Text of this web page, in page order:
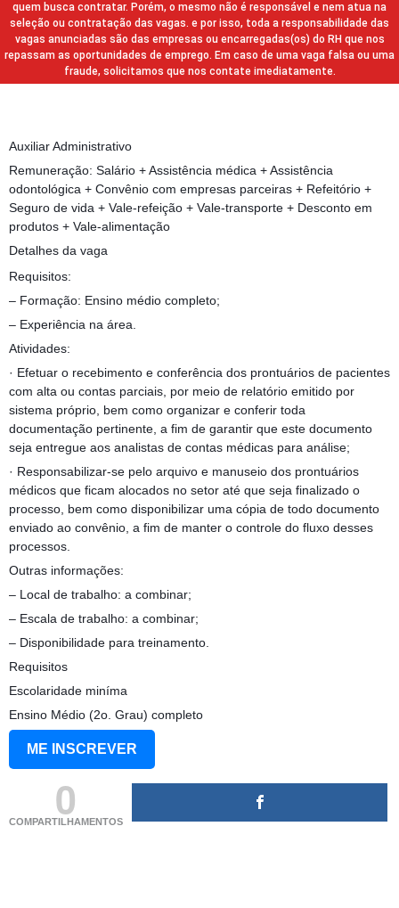
quem busca contratar. Porém, o mesmo não é responsável e nem atua na
seleção ou contratação das vagas. e por isso, toda a responsabilidade das
vagas anunciadas são das empresas ou encarregadas(os) do RH que nos
repassam as oportunidades de emprego. Em caso de uma vaga falsa ou uma
fraude, solicitamos que nos contate imediatamente.
Auxiliar Administrativo
Remuneração: Salário + Assistência médica + Assistência
odontológica + Convênio com empresas parceiras + Refeitório +
Seguro de vida + Vale-refeição + Vale-transporte + Desconto em
produtos + Vale-alimentação
Detalhes da vaga
Requisitos:
– Formação: Ensino médio completo;
– Experiência na área.
Atividades:
· Efetuar o recebimento e conferência dos prontuários de pacientes
com alta ou contas parciais, por meio de relatório emitido por
sistema próprio, bem como organizar e conferir toda
documentação pertinente, a fim de garantir que este documento
seja entregue aos analistas de contas médicas para análise;
· Responsabilizar-se pelo arquivo e manuseio dos prontuários
médicos que ficam alocados no setor até que seja finalizado o
processo, bem como disponibilizar uma cópia de todo documento
enviado ao convênio, a fim de manter o controle do fluxo desses
processos.
Outras informações:
– Local de trabalho: a combinar;
– Escala de trabalho: a combinar;
– Disponibilidade para treinamento.
Requisitos
Escolaridade miníma
Ensino Médio (2o. Grau) completo
ME INSCREVER
0
COMPARTILHAMENTOS